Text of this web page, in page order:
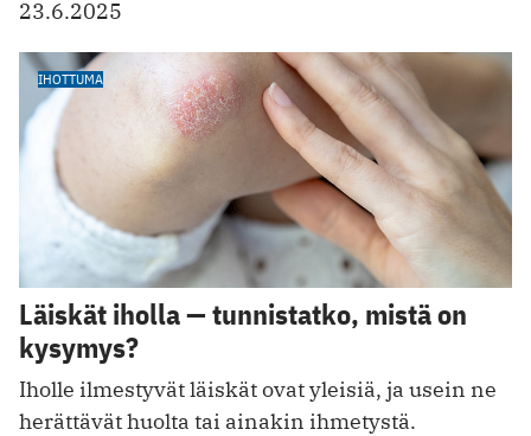
23.6.2025
IHOTTUMA
Läiskät iholla — tunnistatko, mistä on
kysymys?
Iholle ilmestyvät läiskät ovat yleisiä, ja usein ne
herättävät huolta tai ainakin ihmetystä.